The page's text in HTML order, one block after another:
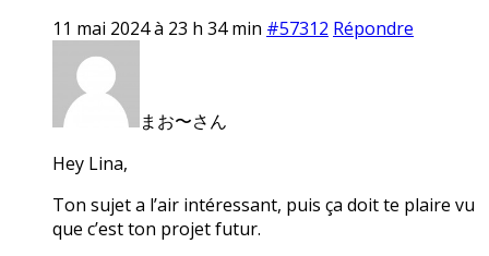
11 mai 2024 à 23 h 34 min #57312 Répondre
まお〜さん
Hey Lina,
Ton sujet a l’air intéressant, puis ça doit te plaire vu
que c’est ton projet futur.